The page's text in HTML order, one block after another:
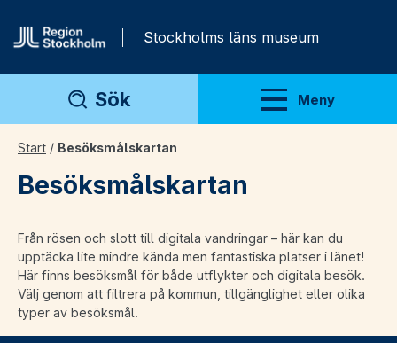
Stockholms läns museum
Sök Meny
Visa meny
Start / Besöksmålskartan
Besöksmålskartan
Från rösen och slott till digitala vandringar – här kan du
upptäcka lite mindre kända men fantastiska platser i länet!
Här finns besöksmål för både utflykter och digitala besök.
Välj genom att filtrera på kommun, tillgänglighet eller olika
typer av besöksmål.